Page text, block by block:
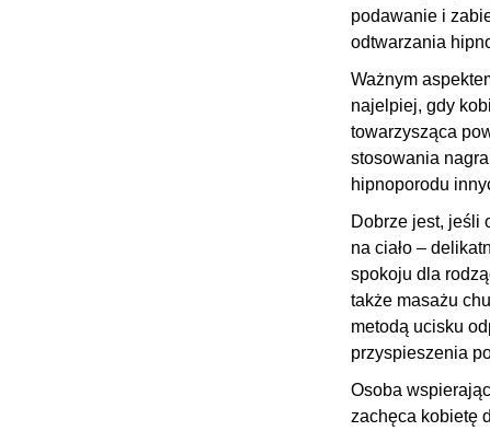
podawanie i
odtwarzania
Ważnym
najelpiej, gdy
towarzysząca
stosowania
hipnoporodu
Dobrze jest, jeśli
na ciało –
spokoju dla
także masażu
metodą ucisku
przyspieszenia
Osoba
zachęca kobietę